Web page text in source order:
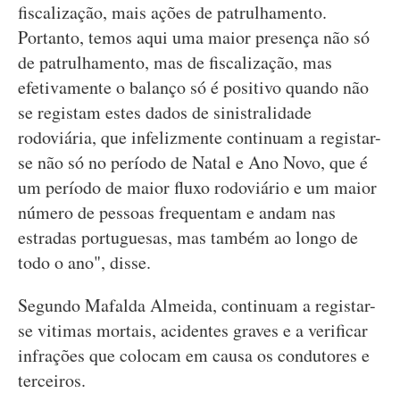
fiscalização, mais ações de patrulhamento.
Portanto, temos aqui uma maior presença não só
de patrulhamento, mas de fiscalização, mas
efetivamente o balanço só é positivo quando não
se registam estes dados de sinistralidade
rodoviária, que infelizmente continuam a registar-
se não só no período de Natal e Ano Novo, que é
um período de maior fluxo rodoviário e um maior
número de pessoas frequentam e andam nas
estradas portuguesas, mas também ao longo de
todo o ano", disse.
Segundo Mafalda Almeida, continuam a registar-
se vitimas mortais, acidentes graves e a verificar
infrações que colocam em causa os condutores e
terceiros.